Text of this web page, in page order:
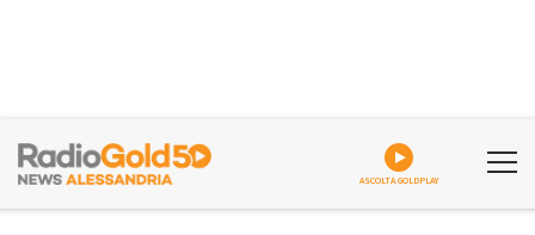
ASCOLTA GOLDPLAY